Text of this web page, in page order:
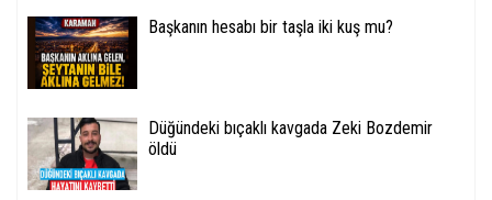
Başkanın hesabı bir taşla iki kuş mu?
Düğündeki bıçaklı kavgada Zeki Bozdemir
öldü